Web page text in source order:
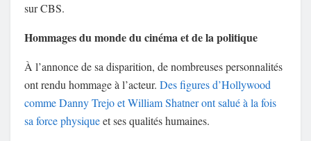
surCBS.
Hommages du monde du cinéma et de la politique
À l’annonce de sa disparition, de nombreuses personnalités
ont rendu hommage à l’acteur. Des figures d’Hollywood
commeDanny TrejoetWilliam Shatneront salué à la fois
sa force physiqueet ses qualités humaines.